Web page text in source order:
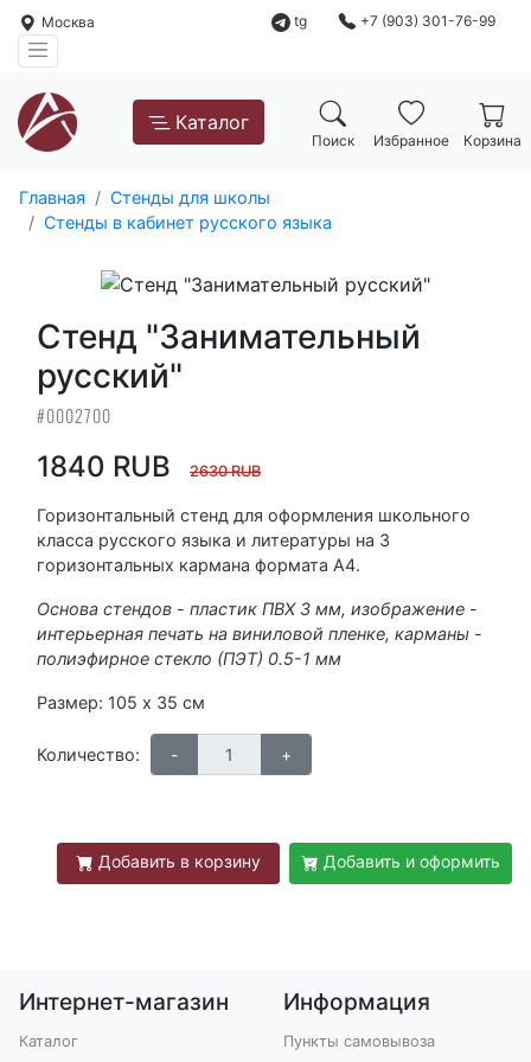
Москва tg +7 (903) 301-76-99
Каталог
Поиск Избранное Корзина
Главная
Стенды для школы
Стенды в кабинет русского языка
Стенд "Занимательный
русский"
#0002700
1840 RUB 2630 RUB
Горизонтальный стенд для оформления школьного
класса русского языка и литературы на 3
горизонтальных кармана формата А4.
Основа стендов - пластик ПВХ 3 мм, изображение -
интерьерная печать на виниловой пленке, карманы -
полиэфирное стекло (ПЭТ) 0.5-1 мм
Размер: 105 х 35 см
Количество:
Добавить в корзину Добавить и оформить
Интернет-магазин
Каталог
Информация
Пункты самовывоза